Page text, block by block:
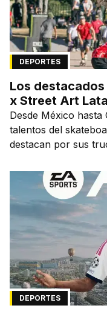
DEPORTES
Los
x Street Art
Desde México
talentos del
destacan por sus
DEPORTES